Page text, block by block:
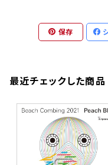
保存
最近チェックした商品